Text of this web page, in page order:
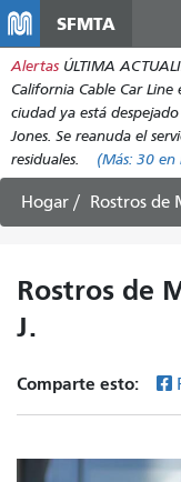
SFMTA
Alertas ÚLTIMA
California Cable Car
ciudad ya está
Jones. Se reanuda el
residuales.
(Más: 30 en
Hogar Rostros de
Rostros de
J.
Comparte esto: